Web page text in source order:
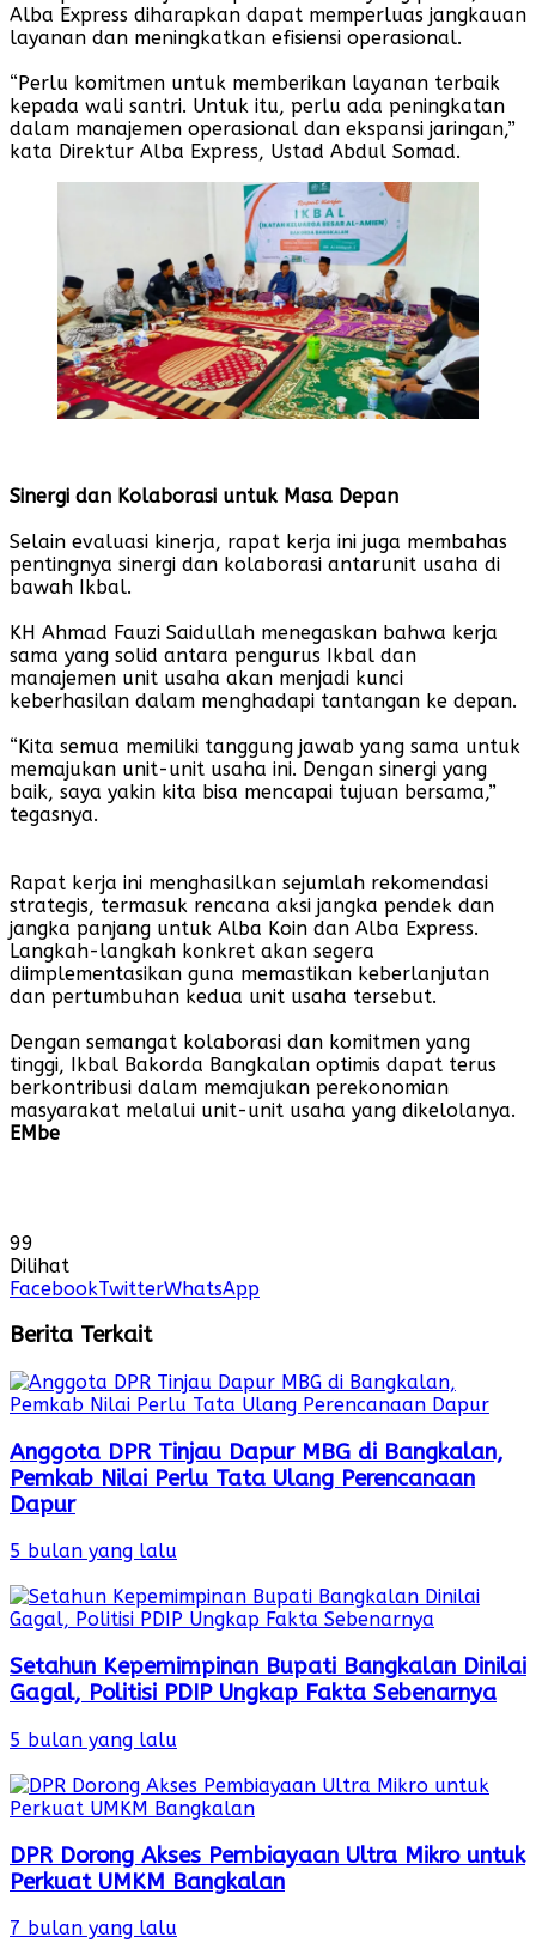
Alba Express diharapkan dapat memperluas jangkauan
layanan dan meningkatkan efisiensi operasional.
“Perlu komitmen untuk memberikan layanan terbaik
kepada wali santri. Untuk itu, perlu ada peningkatan
dalam manajemen operasional dan ekspansi jaringan,”
kata Direktur Alba Express, Ustad Abdul Somad.
Sinergi dan Kolaborasi untuk Masa Depan
Selain evaluasi kinerja, rapat kerja ini juga membahas
pentingnya sinergi dan kolaborasi antarunit usaha di
bawah Ikbal.
KH Ahmad Fauzi Saidullah menegaskan bahwa kerja
sama yang solid antara pengurus Ikbal dan
manajemen unit usaha akan menjadi kunci
keberhasilan dalam menghadapi tantangan ke depan.
“Kita semua memiliki tanggung jawab yang sama untuk
memajukan unit-unit usaha ini. Dengan sinergi yang
baik, saya yakin kita bisa mencapai tujuan bersama,”
tegasnya.
Rapat kerja ini menghasilkan sejumlah rekomendasi
strategis, termasuk rencana aksi jangka pendek dan
jangka panjang untuk Alba Koin dan Alba Express.
Langkah-langkah konkret akan segera
diimplementasikan guna memastikan keberlanjutan
dan pertumbuhan kedua unit usaha tersebut.
Dengan semangat kolaborasi dan komitmen yang
tinggi, Ikbal Bakorda Bangkalan optimis dapat terus
berkontribusi dalam memajukan perekonomian
masyarakat melalui unit-unit usaha yang dikelolanya.
EMbe
99
Dilihat
FacebookTwitterWhatsApp
Berita Terkait
Anggota DPR Tinjau Dapur MBG di Bangkalan,
Pemkab Nilai Perlu Tata Ulang Perencanaan
Dapur
5 bulan yang lalu
Setahun Kepemimpinan Bupati Bangkalan Dinilai
Gagal, Politisi PDIP Ungkap Fakta Sebenarnya
5 bulan yang lalu
DPR Dorong Akses Pembiayaan Ultra Mikro untuk
Perkuat UMKM Bangkalan
7 bulan yang lalu